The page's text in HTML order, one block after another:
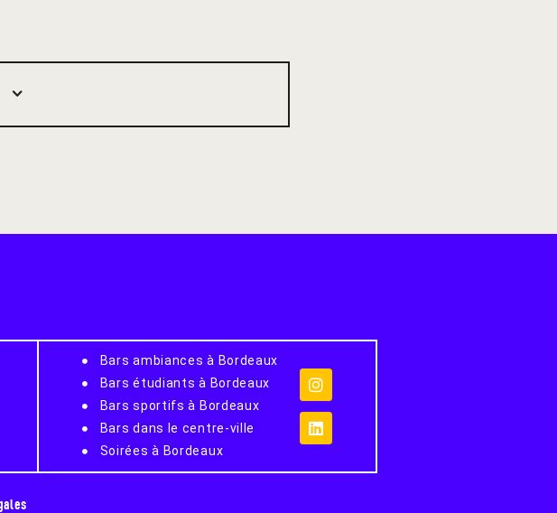
Bars ambiances à Bordeaux
Bars étudiants à Bordeaux
Bars sportifs à Bordeaux
Bars dans le centre-ville
Soirées à Bordeaux